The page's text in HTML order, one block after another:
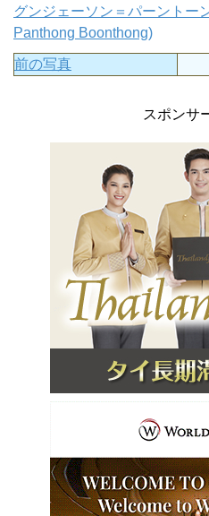
グンジェーソン＝パーントー
Panthong Boonthong)
前の写真
スポンサ